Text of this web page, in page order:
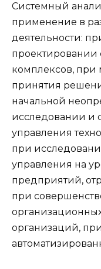
Системный
применение в
деятельности:
проектировании
комплексов,
принятия
начальной
исследовании и
управления
при
управления на
предприятий,
при
организаций,